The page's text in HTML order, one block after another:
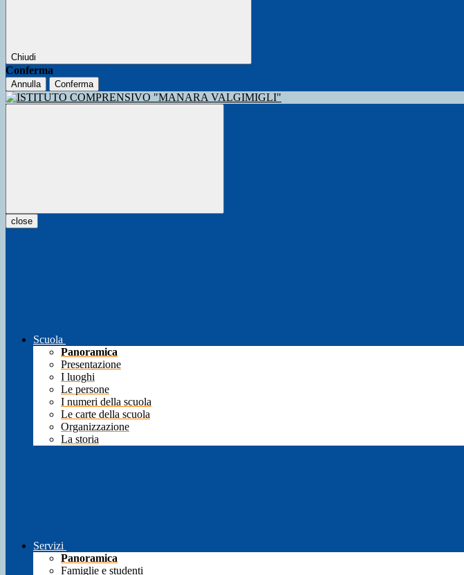
Chiudi
Conferma
Annulla Conferma
close
Scuola
Panoramica
Presentazione
I luoghi
Le persone
I numeri della scuola
Le carte della scuola
Organizzazione
La storia
Servizi
Panoramica
Famiglie e studenti